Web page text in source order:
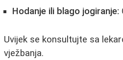
Hodanje ili blago jogiranje:
Uvijek se konsultujte sa
vježbanja.